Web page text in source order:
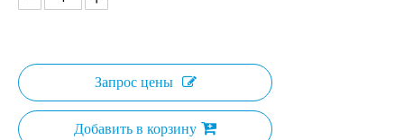
Запрос цены
Добавить в корзину